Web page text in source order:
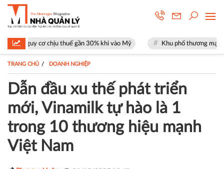
chịu thuế gần 30% khi vào Mỹ Khu phố thương mại SOHO tại The
TRANG CHỦ DOANH NGHIỆP
Dẫn đầu xu thế phát triển
mới, Vinamilk tự hào là 1
trong 10 thương hiệu mạnh
Việt Nam